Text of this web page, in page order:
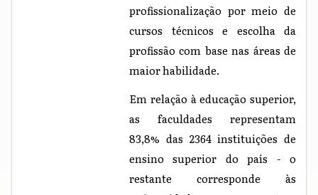
profissionalização por meio de
cursos técnicos e escolha da
profissão com base nas áreas de
maior habilidade.
Em relação à educação superior,
as faculdades representam
83,8% das 2364 instituições de
ensino superior do país - o
restante corresponde às